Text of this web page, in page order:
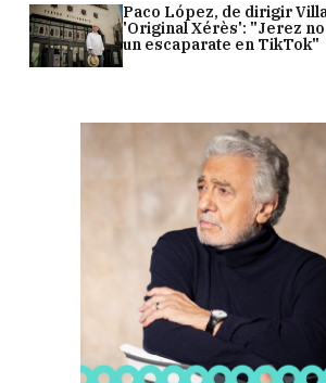
Paco López, de dirigir
'Original Xérès': "Jerez
un escaparate en TikTok"